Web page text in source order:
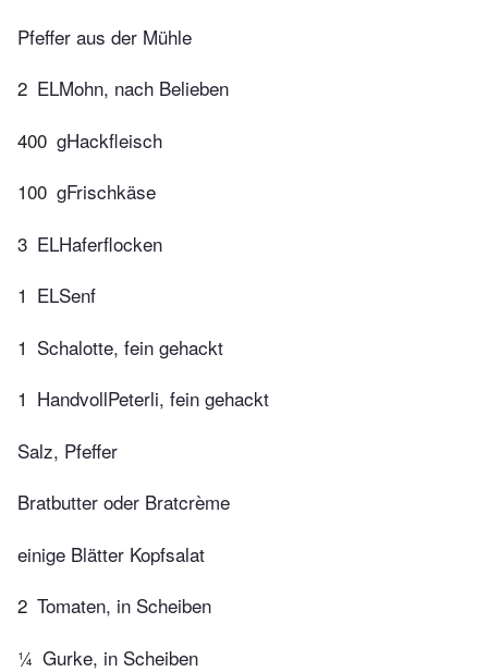
Pfeffer aus der Mühle
2 ELMohn, nach Belieben
400 gHackfleisch
100 gFrischkäse
3 ELHaferflocken
1 ELSenf
1 Schalotte, fein gehackt
1 HandvollPeterli, fein gehackt
Salz, Pfeffer
Bratbutter oder Bratcrème
einige Blätter Kopfsalat
2 Tomaten, in Scheiben
¼ Gurke, in Scheiben